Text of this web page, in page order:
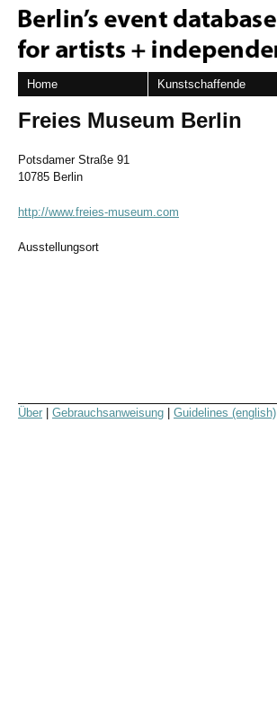
Home Kunstschaffende
Freies Museum Berlin
Potsdamer Straße 91
10785 Berlin
http://www.freies-museum.com
Ausstellungsort
Über Gebrauchsanweisung Guidelines (english)